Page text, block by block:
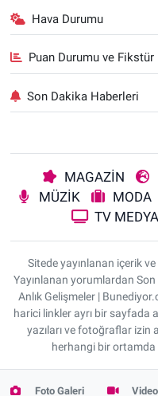
Hava Durumu
Puan Durumu ve Fikstür
Son Dakika Haberleri
MAGAZİN
MÜZİK
MODA
TV MEDYA
Sitede yayınlanan içerik
Yayınlanan yorumlardan
Anlık Gelişmeler |
harici linkler ayrı bir sayfada
yazıları ve fotoğraflar izin
herhangi bir ortamda
Foto Galeri